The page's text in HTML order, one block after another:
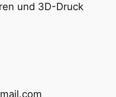
und 3D-Druck